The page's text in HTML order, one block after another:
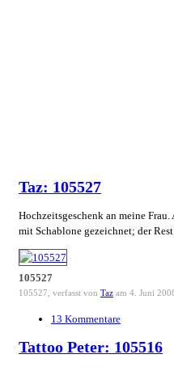
Taz: 105527
Hochzeitsgeschenk an meine
mit Schablone gezeichnet; der
105527
105527, verfasst von Taz am 4. Juni
13 Kommentare
Tattoo Peter: 105516